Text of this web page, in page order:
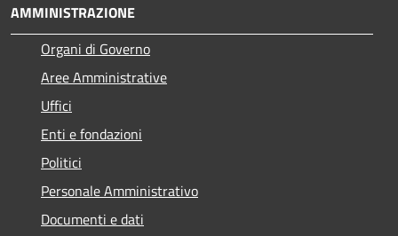
AMMINISTRAZIONE
Organi di Governo
Aree Amministrative
Uffici
Enti e fondazioni
Politici
Personale Amministrativo
Documenti e dati